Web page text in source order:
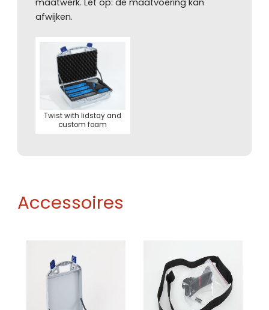
maatwerk. Let op: de maatvoering kan
afwijken.
Twist with lidstay and
custom foam
Accessoires